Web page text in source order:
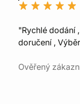
"Rychlé dodání
doručení ,
Ověřený